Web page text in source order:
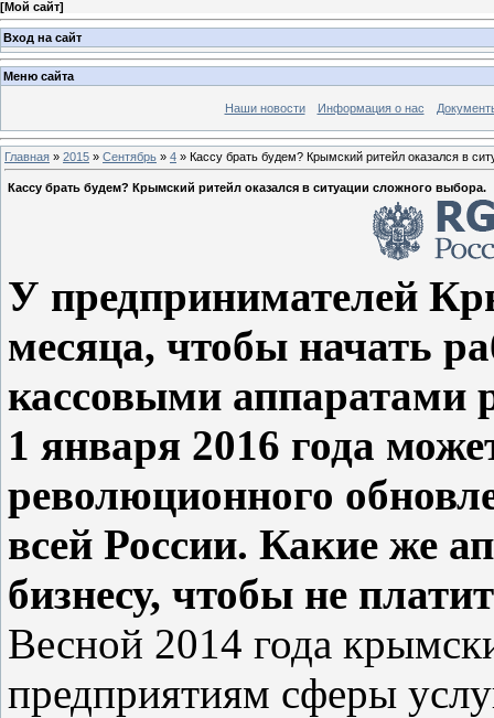
[Мой сайт]
Вход на сайт
Меню сайта
Наши новости Информация о нас
Главная » 2015 » Сентябрь » 4 » Кассу брать будем? Крымский ритейл оказался в
Кассу брать будем? Крымский ритейл оказался в ситуации сложного выбора.
У предпринимателей
месяца, чтобы начать
кассовыми аппаратами
1 января 2016 года
революционного
всей России. Какие же
бизнесу, чтобы не
Весной 2014 года
предприятиям сферы